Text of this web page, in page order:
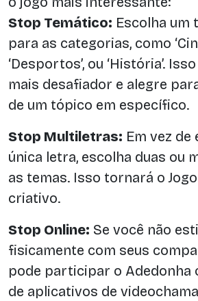
Stop Temático: Escolha um
para as categorias, como
‘Desportos’, ou ‘História’.
mais desafiador e alegre
de um tópico em específico.
Stop Multiletras: Em vez de
única letra, escolha duas ou
as temas. Isso tornará o
criativo.
Stop Online: Se você não
fisicamente com seus
pode participar o Adedonha
de aplicativos de